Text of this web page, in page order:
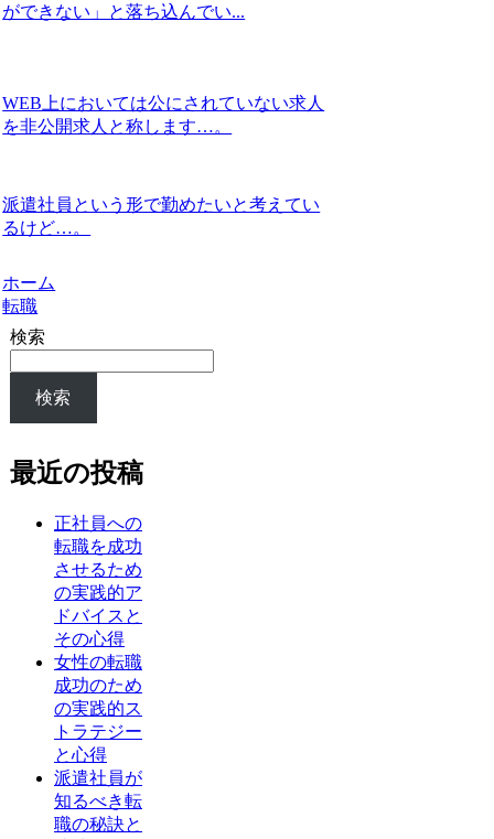
ができない」と落ち込んでい...
WEB上においては公にされていない求人
を非公開求人と称します…。
派遣社員という形で勤めたいと考えてい
るけど…。
ホーム
転職
検索
検索
最近の投稿
正社員への
転職を成功
させるため
の実践的ア
ドバイスと
その心得
女性の転職
成功のため
の実践的ス
トラテジー
と心得
派遣社員が
知るべき転
職の秘訣と